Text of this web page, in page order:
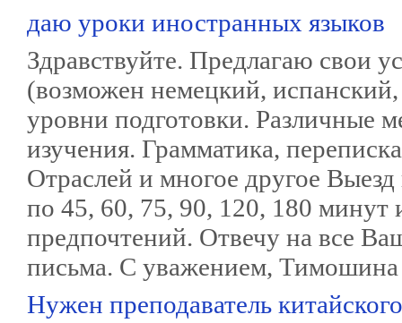
даю уроки иностранных языков
Здравствуйте. Предлагаю свои
(возможен немецкий,
уровни подготовки. Различные
изучения. Грамматика,
Отраслей и многое другое
по 45, 60, 75, 90, 120, 180 минут
предпочтений. Отвечу на все
письма. С уважением,
Нужен преподаватель